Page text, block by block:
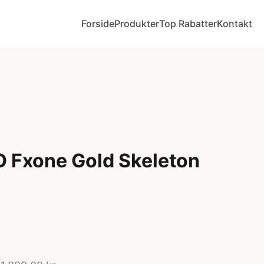
ForsideProdukterTop RabatterKontakt
Fxone Gold Skeleton